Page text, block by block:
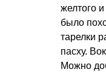
желтого
было
тарелки
пасху.
Можно